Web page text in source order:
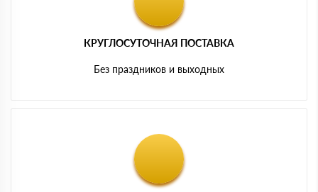
КРУГЛОСУТОЧНАЯ ПОСТАВКА
Без праздников и выходных